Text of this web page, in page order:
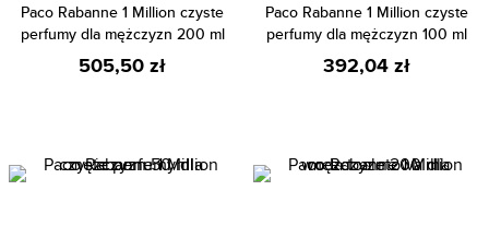
Paco Rabanne 1 Million czyste
perfumy dla mężczyzn 200 ml
505,50 zł
Paco Rabanne 1 Million czyste
perfumy dla mężczyzn 100 ml
392,04 zł